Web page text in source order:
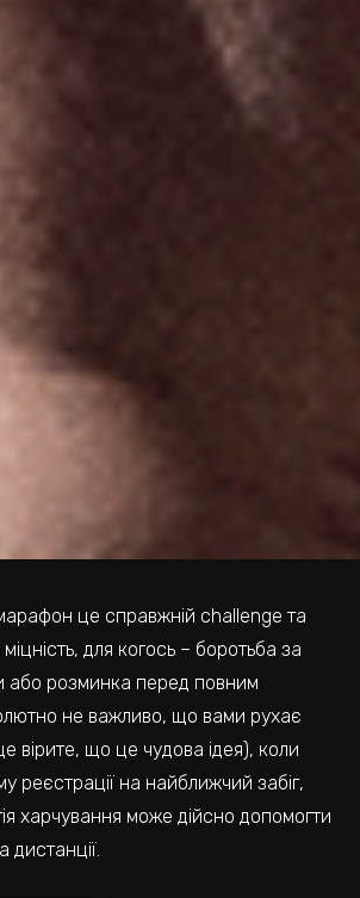
це справжній challenge та
для когось – боротьба за
або розминка перед повним
не важливо, що вами рухає
вірите, що це чудова ідея), коли
реєстрації на найближчий забіг,
харчування може дійсно допомогти